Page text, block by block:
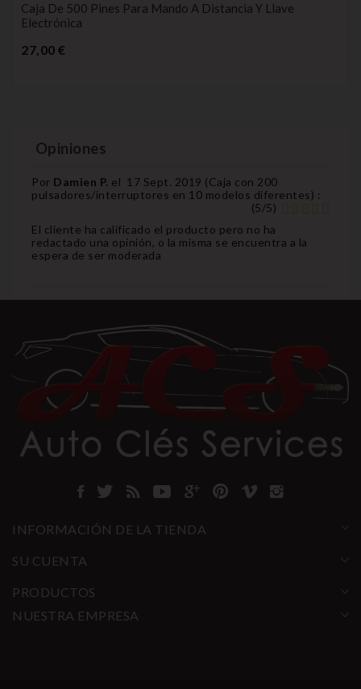
Caja De 500 Pines Para Mando A Distancia Y Llave
Electrónica
27,00 €
Opiniones
Por Damien P. el 17 Sept. 2019 (Caja con 200
pulsadores/interruptores en 10 modelos diferentes) :
(5/5)
El cliente ha calificado el producto pero no ha
redactado una opinión, o la misma se encuentra a la
espera de ser moderada
INFORMACIÓN DE LA TIENDA
SU CUENTA
PRODUCTOS
NUESTRA EMPRESA